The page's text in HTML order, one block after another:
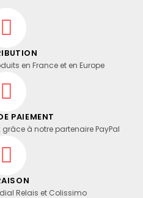
en France et en Europe
PAIEMENT
à notre partenaire PayPal
Relais et Colissimo